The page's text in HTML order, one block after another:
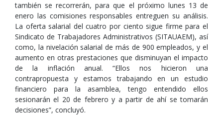
también se recorrerán, para que el próximo lunes 13 de
enero las comisiones responsables entreguen su análisis.
La oferta salarial del cuatro por ciento sigue firme para el
Sindicato de Trabajadores Administrativos (SITAUAEM), así
como, la nivelación salarial de más de 900 empleados, y el
aumento en otras prestaciones que disminuyan el impacto
de la inflación anual. “Ellos nos hicieron una
contrapropuesta y estamos trabajando en un estudio
financiero para la asamblea, tengo entendido ellos
sesionarán el 20 de febrero y a partir de ahí se tomarán
decisiones”, concluyó.